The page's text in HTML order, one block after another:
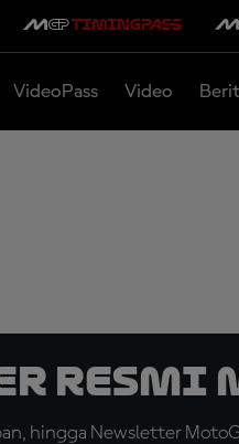
VideoPass Video
Resmi
hingga Newsletter